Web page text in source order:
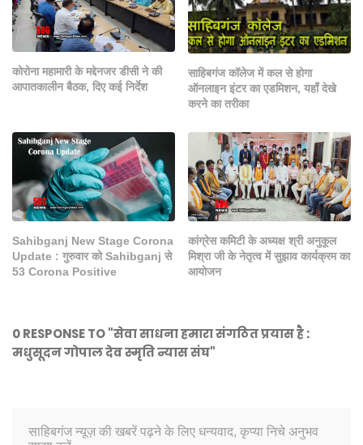
कोरोना महामारी के मद्देनजर डीसी ने की
आपातकालीन बैठक, दिए कई निर्देश
साहिबगंज कॉलेज में कल से होगा
ऑनलाइन इंटर का एडमिशन, यहाँ देखे
करने का तरीका
Sahibganj New Stage Corona
Update : गुरुवार को Sahibganj से
53 Corona Positive
कांग्रेस कमिटी के अध्यक्ष श्री अनुकूल
मिश्रा जी के नेतृत्व में सुझाव कार्यक्रम का
आयोजन
0 RESPONSE TO "सेवा साधना हमारा संगठित प्रयास है :
मधुसूदन गोपाल देव स्मृति न्यास संघ"
साहिबगंज न्यूज़ की खबरें पढ़ने के लिए धन्यवाद, कृप्या निचे अनुभव